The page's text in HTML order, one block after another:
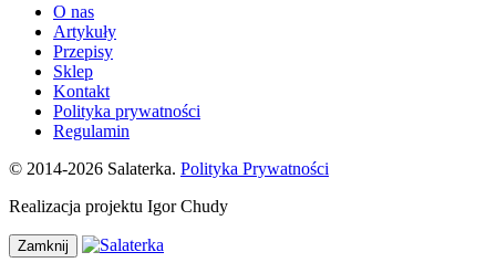
O nas
Artykuły
Przepisy
Sklep
Kontakt
Polityka prywatności
Regulamin
© 2014-2026 Salaterka. Polityka Prywatności
Realizacja projektu Igor Chudy
Zamknij